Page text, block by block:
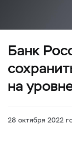
Банк
на
28 октября 2022